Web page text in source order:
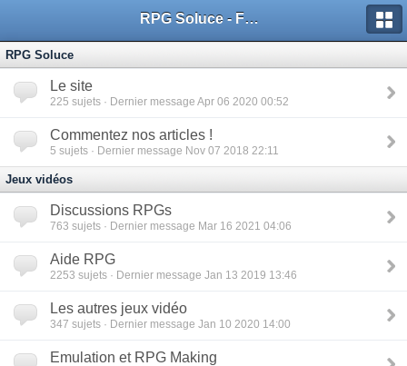
RPG Soluce - Forum
RPG Soluce
Le site
225 sujets · Dernier message Apr 06 2020 00:52
Commentez nos articles !
5 sujets · Dernier message Nov 07 2018 22:11
Jeux vidéos
Discussions RPGs
763 sujets · Dernier message Mar 16 2021 04:06
Aide RPG
2253 sujets · Dernier message Jan 13 2019 13:46
Les autres jeux vidéo
347 sujets · Dernier message Jan 10 2020 14:00
Emulation et RPG Making